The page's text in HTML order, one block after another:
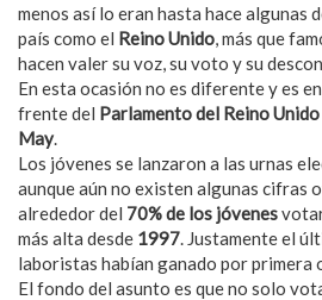
menos así lo eran hasta hace algunas
país como el Reino Unido, más que
hacen valer su voz, su voto y su
En esta ocasión no es diferente y es
frente del Parlamento del Reino Unido
May.
Los jóvenes se lanzaron a las urnas
aunque aún no existen algunas cifras
alrededor del 70% de los jóvenes
más alta desde 1997. Justamente el
laboristas habían ganado por primera
El fondo del asunto es que no solo